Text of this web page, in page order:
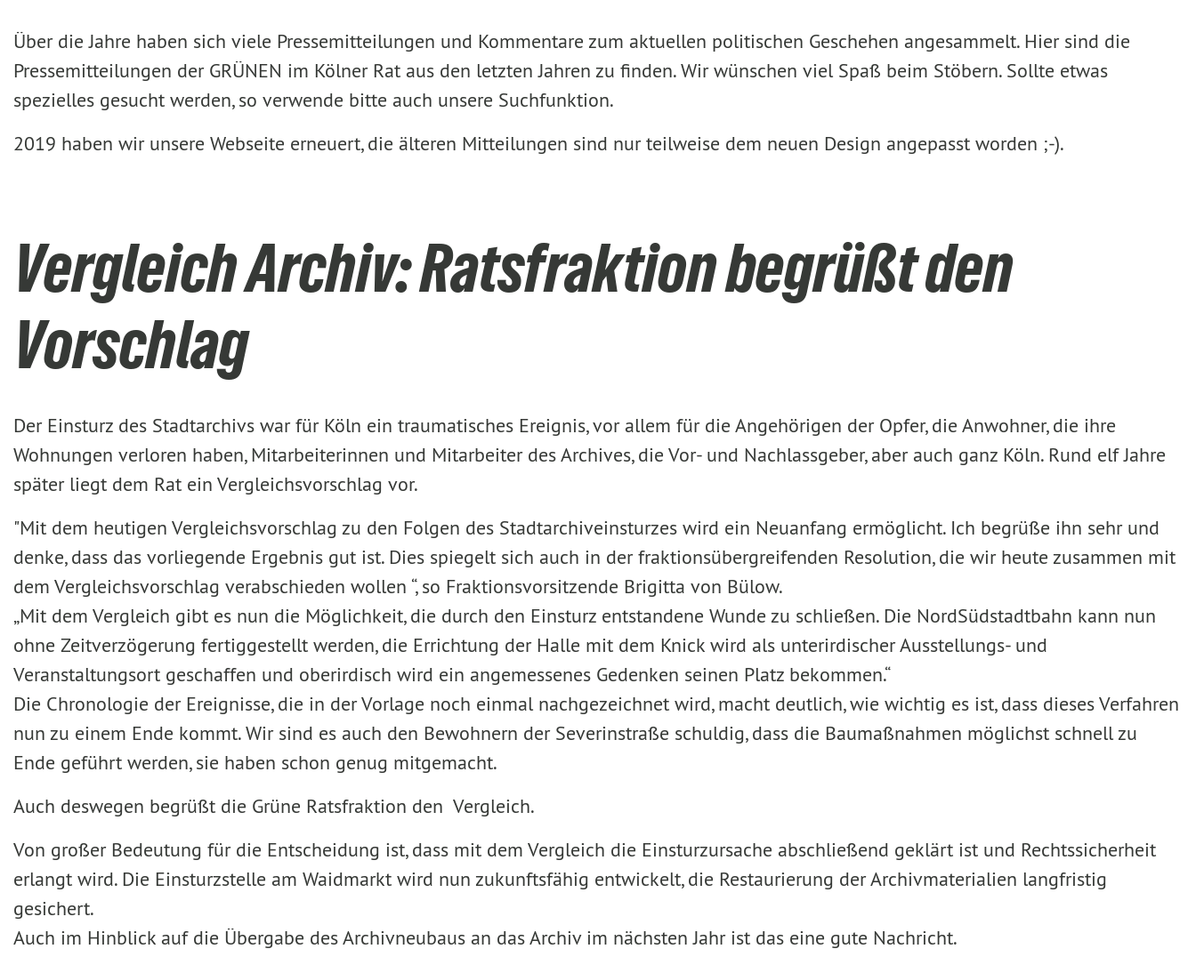
Über die Jahre haben sich viele Pressemitteilungen und Kommentare zum aktuellen politischen Geschehen angesammelt. Hier sind die
Pressemitteilungen der GRÜNEN im Kölner Rat aus den letzten Jahren zu finden. Wir wünschen viel Spaß beim Stöbern. Sollte etwas
spezielles gesucht werden, so verwende bitte auch unsere Suchfunktion.
2019 haben wir unsere Webseite erneuert, die älteren Mitteilungen sind nur teilweise dem neuen Design angepasst worden ;-).
Vergleich Archiv: Ratsfraktion begrüßt den
Vorschlag
Der Einsturz des Stadtarchivs war für Köln ein traumatisches Ereignis, vor allem für die Angehörigen der Opfer, die Anwohner, die ihre
Wohnungen verloren haben, Mitarbeiterinnen und Mitarbeiter des Archives, die Vor- und Nachlassgeber, aber auch ganz Köln. Rund elf Jahre
später liegt dem Rat ein Vergleichsvorschlag vor.
"Mit dem heutigen Vergleichsvorschlag zu den Folgen des Stadtarchiveinsturzes wird ein Neuanfang ermöglicht. Ich begrüße ihn sehr und
denke, dass das vorliegende Ergebnis gut ist. Dies spiegelt sich auch in der fraktionsübergreifenden Resolution, die wir heute zusammen mit
dem Vergleichsvorschlag verabschieden wollen “, so Fraktionsvorsitzende Brigitta von Bülow.
„Mit dem Vergleich gibt es nun die Möglichkeit, die durch den Einsturz entstandene Wunde zu schließen. Die NordSüdstadtbahn kann nun
ohne Zeitverzögerung fertiggestellt werden, die Errichtung der Halle mit dem Knick wird als unterirdischer Ausstellungs- und
Veranstaltungsort geschaffen und oberirdisch wird ein angemessenes Gedenken seinen Platz bekommen.“
Die Chronologie der Ereignisse, die in der Vorlage noch einmal nachgezeichnet wird, macht deutlich, wie wichtig es ist, dass dieses Verfahren
nun zu einem Ende kommt. Wir sind es auch den Bewohnern der Severinstraße schuldig, dass die Baumaßnahmen möglichst schnell zu
Ende geführt werden, sie haben schon genug mitgemacht.
Auch deswegen begrüßt die Grüne Ratsfraktion den Vergleich.
Von großer Bedeutung für die Entscheidung ist, dass mit dem Vergleich die Einsturzursache abschließend geklärt ist und Rechtssicherheit
erlangt wird. Die Einsturzstelle am Waidmarkt wird nun zukunftsfähig entwickelt, die Restaurierung der Archivmaterialien langfristig
gesichert.
Auch im Hinblick auf die Übergabe des Archivneubaus an das Archiv im nächsten Jahr ist das eine gute Nachricht.